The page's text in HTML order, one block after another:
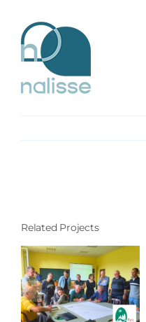
content
Related Projects